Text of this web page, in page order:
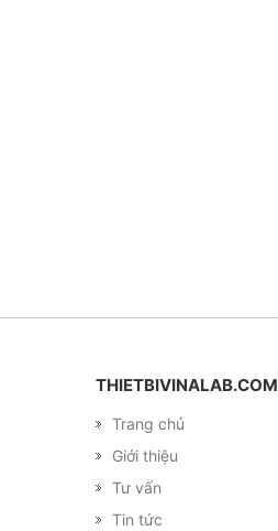
THIETBIVINALAB.COM
Trang chủ
Giới thiệu
Tư vấn
Tin tức